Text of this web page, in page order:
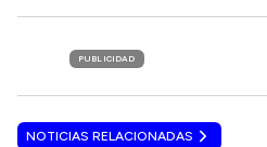
PUBLICIDAD
NOTICIAS RELACIONADAS